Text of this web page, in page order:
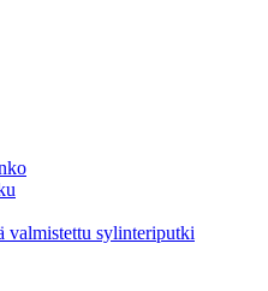
valmistettu sylinteriputki